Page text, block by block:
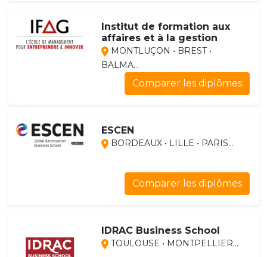
Institut de formation aux
affaires et à la gestion
MONTLUÇON • BREST •
BALMA...
Comparer les diplômes
ESCEN
BORDEAUX • LILLE • PARIS...
Comparer les diplômes
IDRAC Business School
TOULOUSE • MONTPELLIER...